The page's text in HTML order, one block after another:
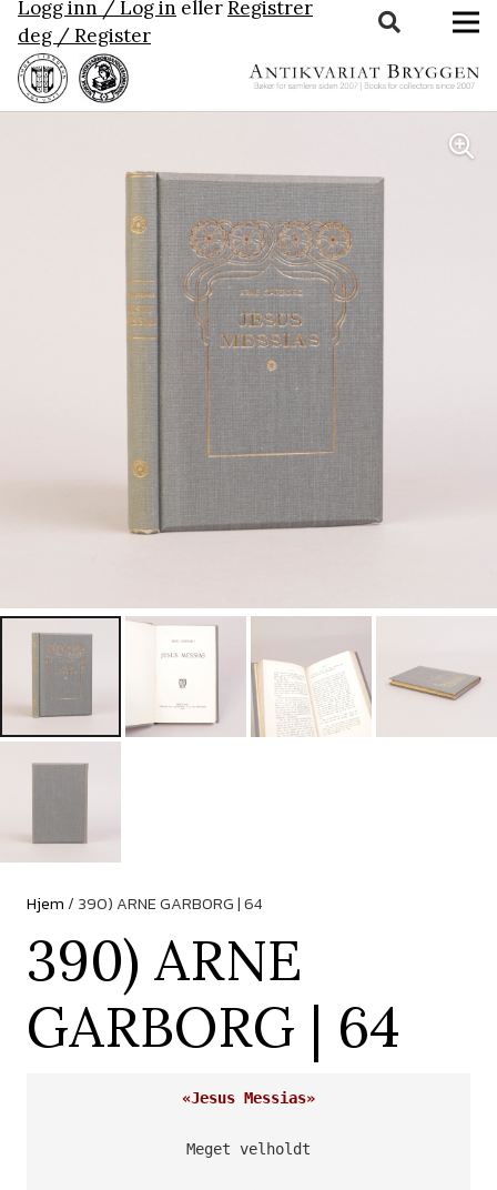
Logg inn / Log in ellerRegistrer
deg / Register
Hjem/ 390) ARNE GARBORG | 64
390) ARNE
GARBORG | 64
«Jesus Messias»
Meget velholdt